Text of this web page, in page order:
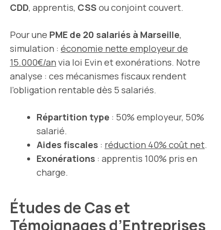
CDD, apprentis, CSS ou conjoint couvert.
Pour une PME de 20 salariés à Marseille,
simulation : économie nette employeur de
15.000€/an via loi Evin et exonérations. Notre
analyse : ces mécanismes fiscaux rendent
l’obligation rentable dès 5 salariés.
Répartition type : 50% employeur, 50%
salarié.
Aides fiscales : réduction 40% coût net.
Exonérations : apprentis 100% pris en
charge.
Études de Cas et
Témoignages d’Entreprises